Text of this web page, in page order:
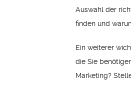
Auswahl der
finden und
Ein weiterer
die Sie
Marketing?